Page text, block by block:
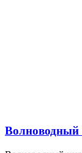
Волноводный